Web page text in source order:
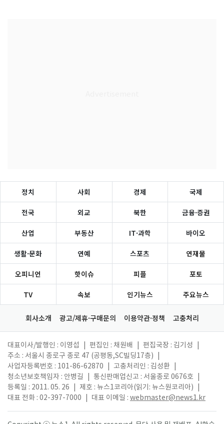
정치 사회 경제 국제
전국 외교 북한 금융·증권
산업 부동산 IT·과학 바이오
생활·문화 연예 스포츠 연재물
오피니언 핫이슈 피플 포토
TV 속보 인기뉴스 주요뉴스
회사소개 광고/제휴·구매문의 이용약관·정책 고충처리
대표이사/발행인 : 이영섭 편집인 : 채원배 편집국장 : 김기성
주소 : 서울시 종로구 종로 47 (공평동,SC빌딩17층)
사업자등록번호 : 101-86-62870
고충처리인 : 김성환
청소년보호책임자 : 안병길
통신판매업신고 : 서울종로 0676호
등록일 : 2011. 05. 26
제호 : 뉴스1코리아(읽기: 뉴스원코리아)
대표 전화 : 02-397-7000
대표 이메일 : webmaster@news1.kr